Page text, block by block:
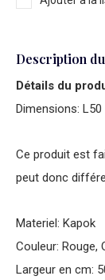
Description
Détails du
Dimensions:
Ce produit est
peut donc
Materiel: Kapok
Couleur: Rouge,
Largeur en cm: